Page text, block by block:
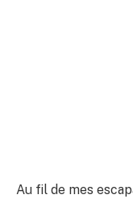
Au fil de mes